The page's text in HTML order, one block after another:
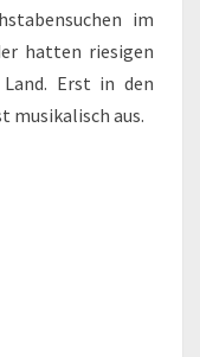
im
hatten riesigen
Erst in den
musikalisch aus.